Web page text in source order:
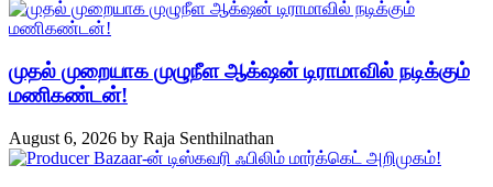
முதல் முறையாக முழுநீள ஆக்‌ஷன் டிராமாவில் நடிக்கும்
மணிகண்டன்!
August 6, 2026 by Raja Senthilnathan